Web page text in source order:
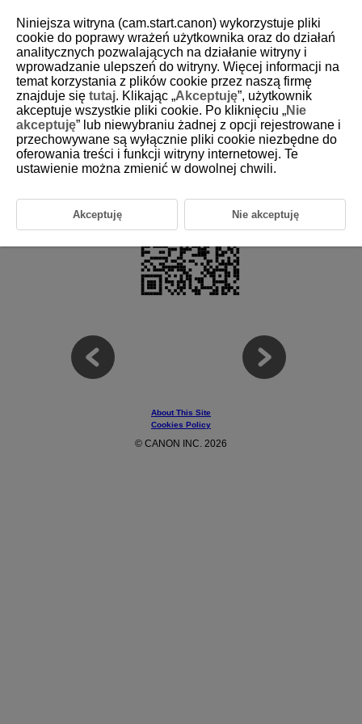
D388-004
Supplemental Information
Refer to the following website for information on lenses compatible with
camera features, and for supplemental information about the camera.
https://cam.start.canon/H001/
About This Site
Cookies Policy
© CANON INC. 2026
Niniejsza witryna (cam.start.canon) wykorzystuje pliki
cookie do poprawy wrażeń użytkownika oraz do działań
analitycznych pozwalających na działanie witryny i
wprowadzanie ulepszeń do witryny. Więcej informacji na
temat korzystania z plików cookie przez naszą firmę
znajduje się tutaj. Klikając „Akceptuję”, użytkownik
akceptuje wszystkie pliki cookie. Po kliknięciu „Nie
akceptuję” lub niewybraniu żadnej z opcji rejestrowane i
przechowywane są wyłącznie pliki cookie niezbędne do
oferowania treści i funkcji witryny internetowej. Te
ustawienie można zmienić w dowolnej chwili.
Akceptuję Nie akceptuję